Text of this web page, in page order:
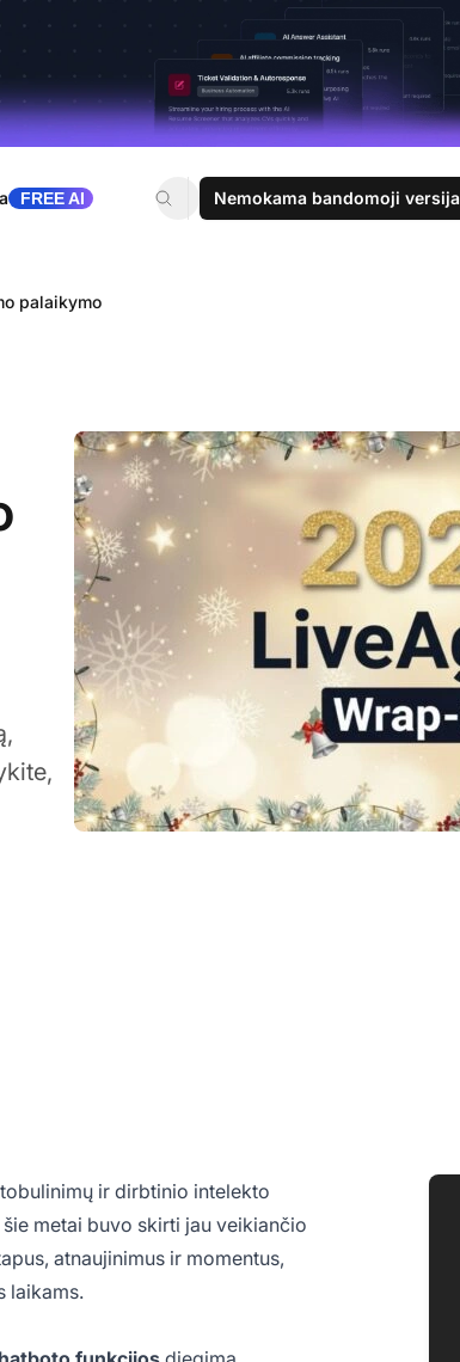
FREE AI Nemokama bandomoji versija
palaikymo
ir dirbtinio intelekto
metai buvo skirti jau veikiančio
atnaujinimus ir momentus,
laikams.